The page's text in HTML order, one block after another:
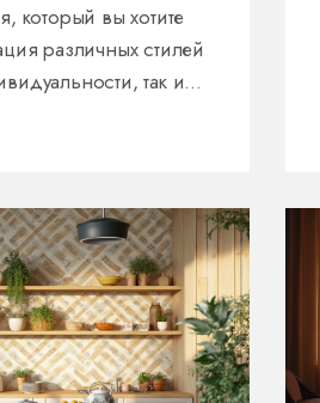
который вы хотите
различных стилей
так и
несколько
вкус. Рассмотрим
каждого
полезных
мебели, чтобы
оазисом